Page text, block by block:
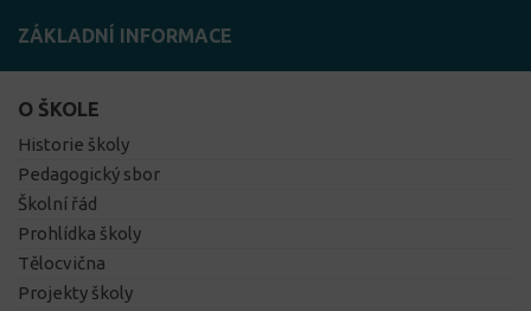
ZÁKLADNÍ INFORMACE
O ŠKOLE
Historie školy
Pedagogický sbor
Školní řád
Prohlídka školy
Tělocvična
Projekty školy